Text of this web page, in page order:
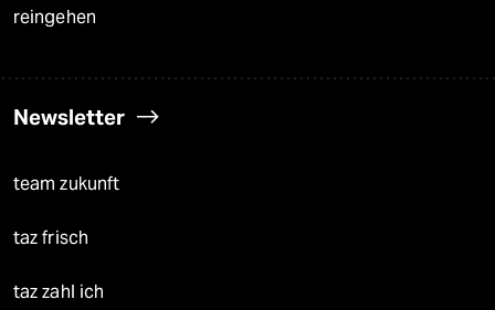
reingehen
Newsletter
team zukunft
taz frisch
taz zahl ich